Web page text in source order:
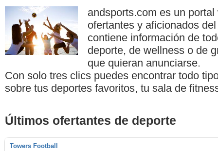
andsports.com es un
ofertantes y aficionados
contiene información de
deporte, de wellness o de
que quieran anunciarse.
Con solo tres clics puedes encontrar todo
sobre tus deportes favoritos, tu sala de
Últimos ofertantes de deporte
Towers Football